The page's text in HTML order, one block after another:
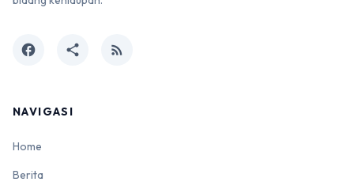
facebook share rss_feed
NAVIGASI
Home
Berita